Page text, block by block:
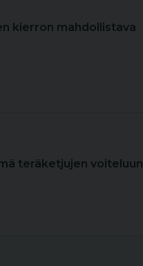
kierron mahdollistava
teräketjujen voiteluun